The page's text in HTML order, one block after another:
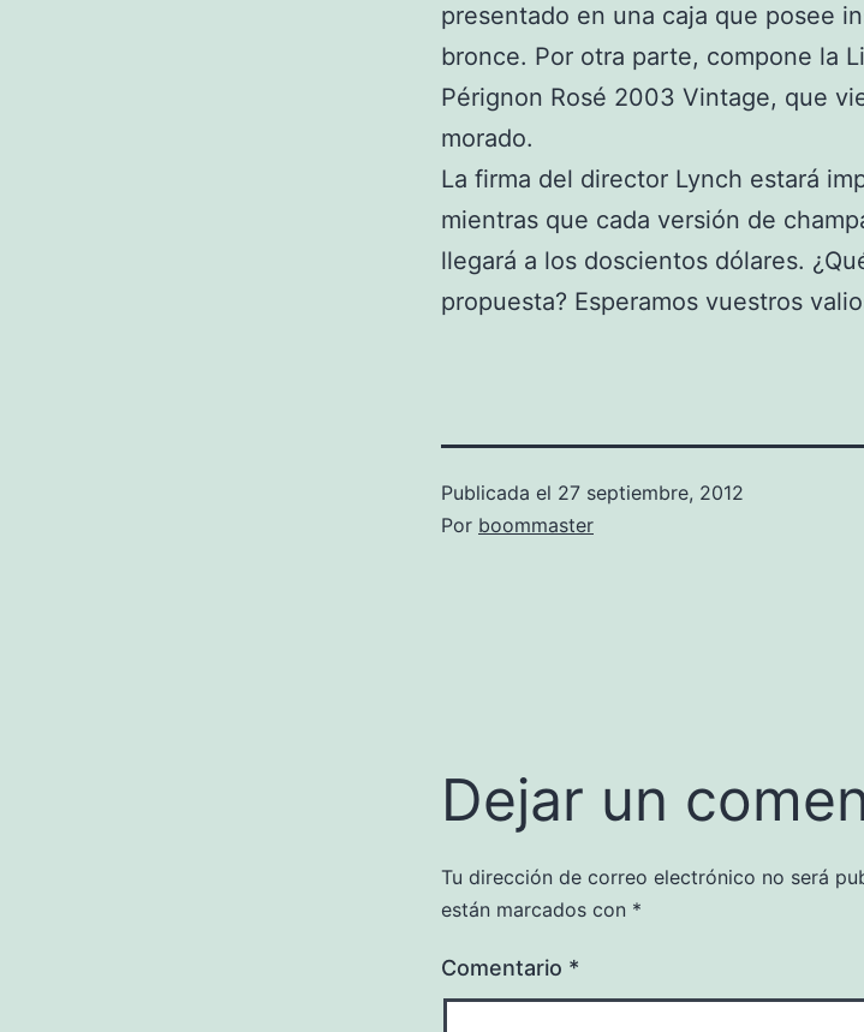
presentado en una caja que posee
bronce. Por otra parte, compone la
Pérignon Rosé 2003 Vintage, que
morado.
La firma del director Lynch estará
mientras que cada versión de
llegará a los doscientos dólares.
propuesta? Esperamos vuestros
Publicada el 27 septiembre, 2012
Por boommaster
Dejar un
Tu dirección de correo electrónico no será
están marcados con *
Comentario *